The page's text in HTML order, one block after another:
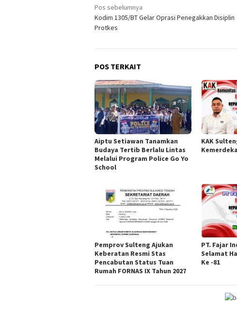
Navigasi
pos
Pos sebelumnya
Kodim 1305/BT Gelar Oprasi Penegakkan Disiplin
Protkes
POS TERKAIT
Aiptu Setiawan Tanamkan
Budaya Tertib Berlalu Lintas
Melalui Program Police Go Yo
School
KAK
Pemprov Sulteng Ajukan
Keberatan Resmi Stas
Pencabutan Status Tuan
Rumah FORNAS IX Tahun 2027
PT. Fajar
Selamat
Ke -81